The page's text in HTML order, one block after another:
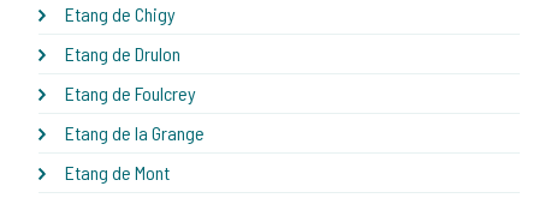
Etang de Chigy
Etang de Drulon
Etang de Foulcrey
Etang de la Grange
Etang de Mont